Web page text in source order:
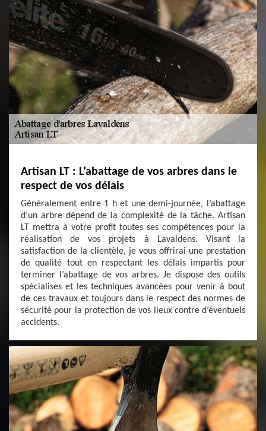
Artisan LT : L’abattage de vos arbres dans le
respect de vos délais
Généralement entre 1 h et une demi-journée, l’abattage
d’un arbre dépend de la complexité de la tâche. Artisan
LT mettra à votre profit toutes ses compétences pour la
réalisation de vos projets à Lavaldens. Visant la
satisfaction de la clientèle, je vous offrirai une prestation
de qualité tout en respectant les délais impartis pour
terminer l’abattage de vos arbres. Je dispose des outils
spécialises et les techniques avancées pour venir à bout
de ces travaux et toujours dans le respect des normes de
sécurité pour la protection de vos lieux contre d’éventuels
accidents.